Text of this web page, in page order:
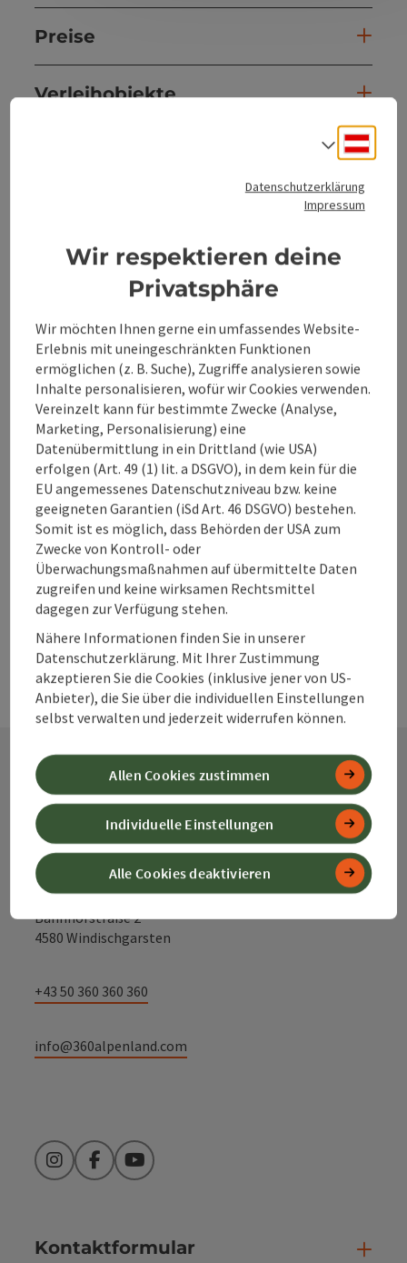
Preise
Verleihobjekte
Barrierefreiheit
Mehr Entdecken
Beitrag merken
zum Merkzettel
PDF erstellen
In der Nähe
powered byTOURDATA Änderung vorschlagen
Kontakt
Alpenland Tourismus GmbH
Bahnhofstraße 2
4580 Windischgarsten
+43 50 360 360 360
info@360alpenland.com
InstagramFacebookYouTube
Kontaktformular
Datenschutzerklärung
Impressum
Wir respektieren deine
Privatsphäre
Wir möchten Ihnen gerne ein umfassendes Website-
Erlebnis mit uneingeschränkten Funktionen
ermöglichen (z. B. Suche), Zugriffe analysieren sowie
Inhalte personalisieren, wofür wir Cookies verwenden.
Vereinzelt kann für bestimmte Zwecke (Analyse,
Marketing, Personalisierung) eine
Datenübermittlung in ein Drittland (wie USA)
erfolgen (Art. 49 (1) lit. a DSGVO), in dem kein für die
EU angemessenes Datenschutzniveau bzw. keine
geeigneten Garantien (iSd Art. 46 DSGVO) bestehen.
Somit ist es möglich, dass Behörden der USA zum
Zwecke von Kontroll- oder
Überwachungsmaßnahmen auf übermittelte Daten
zugreifen und keine wirksamen Rechtsmittel
dagegen zur Verfügung stehen.
Nähere Informationen finden Sie in unserer
Datenschutzerklärung. Mit Ihrer Zustimmung
akzeptieren Sie die Cookies (inklusive jener von US-
Anbieter), die Sie über die individuellen Einstellungen
selbst verwalten und jederzeit widerrufen können.
Alle Cookies deaktivieren
Individuelle Einstellungen
Allen Cookies zustimmen